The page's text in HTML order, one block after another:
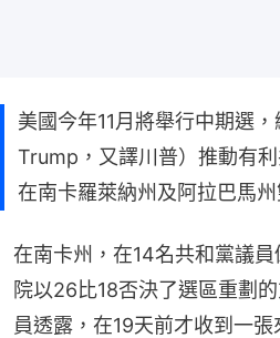
美國今年11月將舉行中期選
Trump，又譯川普）推動有
在南卡羅萊納州及阿拉巴馬州
在南卡州，在14名共和黨議
院以26比18否決了選區重劃
員透露，在19天前才收到一